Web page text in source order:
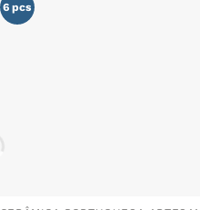
6 pcs